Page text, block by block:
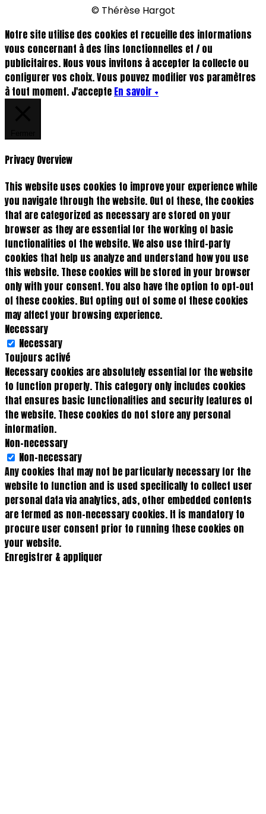
© Thérèse Hargot
Notre site utilise des cookies et recueille des informations
vous concernant à des fins fonctionnelles et / ou
publicitaires. Nous vous invitons à accepter la collecte ou
configurer vos choix. Vous pouvez modifier vos paramètres
à tout moment. J'accepte En savoir +
Privacy Overview
This website uses cookies to improve your experience while
you navigate through the website. Out of these, the cookies
that are categorized as necessary are stored on your
browser as they are essential for the working of basic
functionalities of the website. We also use third-party
cookies that help us analyze and understand how you use
this website. These cookies will be stored in your browser
only with your consent. You also have the option to opt-out
of these cookies. But opting out of some of these cookies
may affect your browsing experience.
Necessary
Necessary
Toujours activé
Necessary cookies are absolutely essential for the website
to function properly. This category only includes cookies
that ensures basic functionalities and security features of
the website. These cookies do not store any personal
information.
Non-necessary
Non-necessary
Any cookies that may not be particularly necessary for the
website to function and is used specifically to collect user
personal data via analytics, ads, other embedded contents
are termed as non-necessary cookies. It is mandatory to
procure user consent prior to running these cookies on
your website.
Enregistrer & appliquer